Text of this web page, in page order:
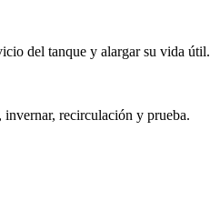
del tanque y alargar su vida útil.
recirculación y prueba.